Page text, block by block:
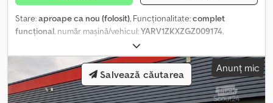
Stare:aproape ca nou (folosit), Funcționalitate:complet
funcțional, număr mașină/vehicul:YARV1ZKXZGZ009174,
, prima înmatriculare:
combustibil:electric, greutatea maximă de încărcare:927 kg,
dimensiunea anvelopei:215/65 R16C 106/104T
, ampatament:
3.275 mm, combustibil: alb, tip de angrenaj:
automat, număr de locuri:3, lungime totală:5.310 mm, lățime
Anunț mic
Salvează căutarea